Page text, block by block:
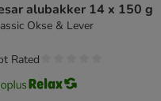
alubakker 14 x 150 g
Okse & Lever
Rated